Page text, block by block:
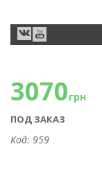
3070грн
ПОД ЗАКАЗ
Код: 959